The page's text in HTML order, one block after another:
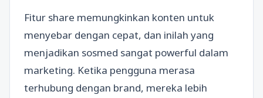
Fitur share memungkinkan konten untuk
menyebar dengan cepat, dan inilah yang
menjadikan sosmed sangat powerful dalam
marketing. Ketika pengguna merasa
terhubung dengan brand, mereka lebih